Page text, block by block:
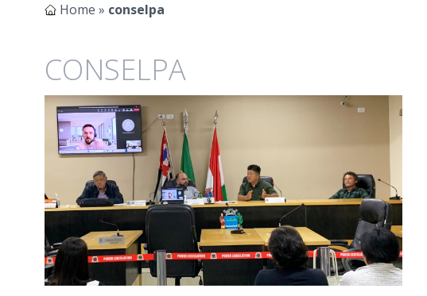
Home » conselpa
CONSELPA